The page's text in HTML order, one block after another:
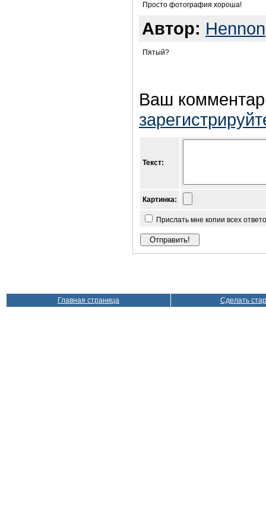
Просто фотография хороша!
Автор: Hennon
Пятый?
Ваш
Текст:
Картинка:
Прислать мне копии всех
Главная страница Сделать